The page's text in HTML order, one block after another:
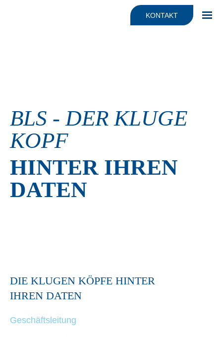
JONYX für Dienstleister
KONTAKT
BLS - DER KLUGE
KOPF
HINTER IHREN
DATEN
DIE KLUGEN KÖPFE HINTER
IHREN DATEN
Geschäftsleitung